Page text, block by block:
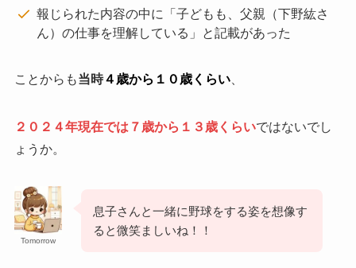
報じられた内容の中に「子どもも、父親（下野紘さ
ん）の仕事を理解している」と記載があった
ことからも当時４歳から１０歳くらい、
２０２４年現在では７歳から１３歳くらいではないでし
ょうか。
Tomorrow
息子さんと一緒に野球をする姿を想像す
ると微笑ましいね！！